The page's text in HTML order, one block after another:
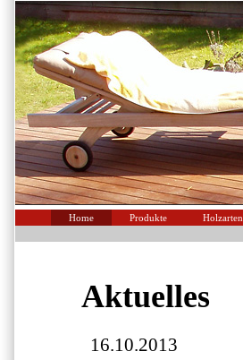
Home Produkte Holzarten
Aktuelles
16.10.2013